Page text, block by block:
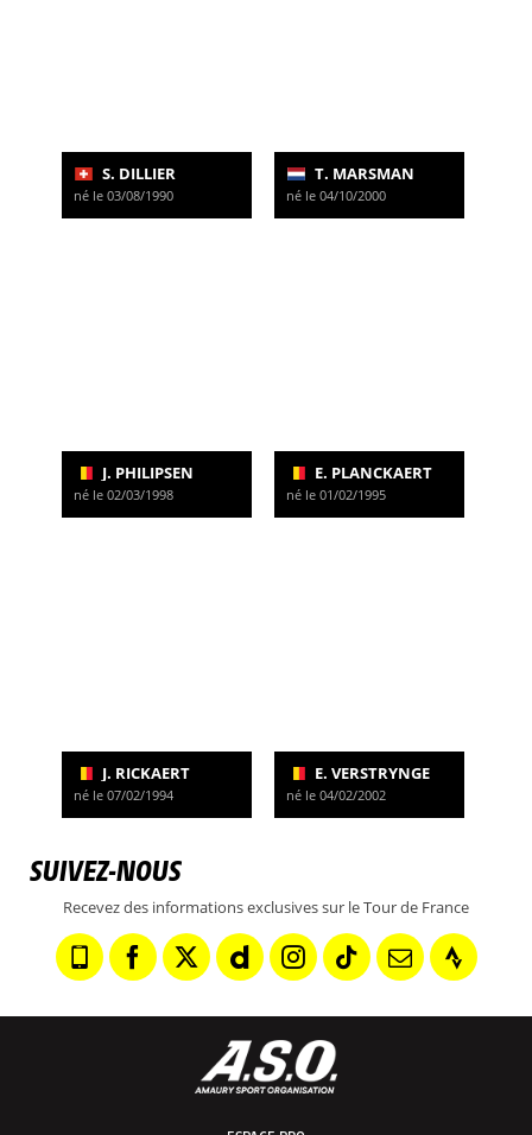
S. DILLIER
né le 03/08/1990
T. MARSMAN
né le 04/10/2000
J. PHILIPSEN
né le 02/03/1998
E. PLANCKAERT
né le 01/02/1995
J. RICKAERT
né le 07/02/1994
E. VERSTRYNGE
né le 04/02/2002
SUIVEZ-NOUS
Recevez des informations exclusives sur le Tour de France